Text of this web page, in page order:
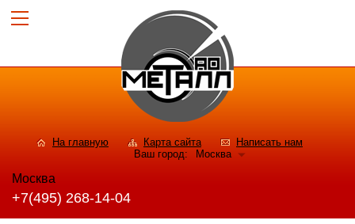
На главную Карта сайта
Написать нам
Ваш город:
Москва
Москва
+7(495) 268-14-04